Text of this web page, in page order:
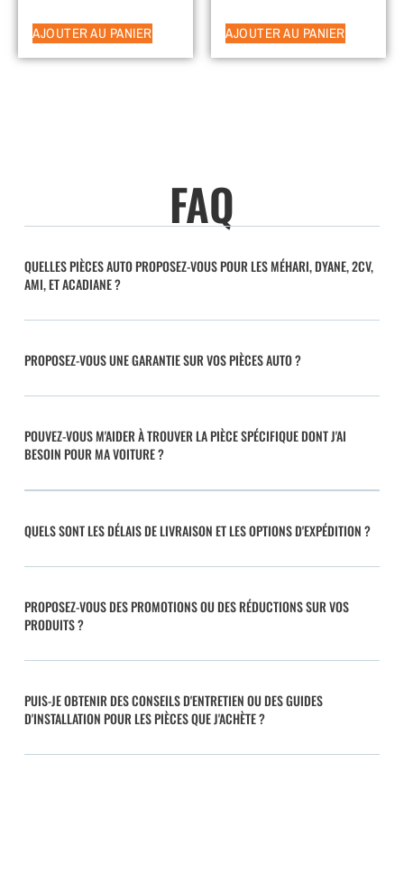
AJOUTER AU PANIER AJOUTER AU PANIER
FAQ
QUELLES PIÈCES AUTO PROPOSEZ-VOUS POUR LES MÉHARI, DYANE, 2CV,
AMI, ET ACADIANE ?
PROPOSEZ-VOUS UNE GARANTIE SUR VOS PIÈCES AUTO ?
POUVEZ-VOUS M'AIDER À TROUVER LA PIÈCE SPÉCIFIQUE DONT J'AI
BESOIN POUR MA VOITURE ?
QUELS SONT LES DÉLAIS DE LIVRAISON ET LES OPTIONS D'EXPÉDITION ?
PROPOSEZ-VOUS DES PROMOTIONS OU DES RÉDUCTIONS SUR VOS
PRODUITS ?
PUIS-JE OBTENIR DES CONSEILS D'ENTRETIEN OU DES GUIDES
D'INSTALLATION POUR LES PIÈCES QUE J'ACHÈTE ?